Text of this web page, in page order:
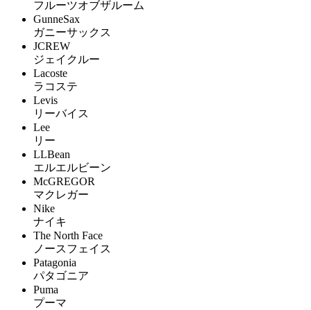
フルーツオブザルーム
GunneSax
ガニーサックス
JCREW
ジェイクルー
Lacoste
ラコステ
Levis
リーバイス
Lee
リー
LLBean
エルエルビーン
McGREGOR
マクレガー
Nike
ナイキ
The North Face
ノースフェイス
Patagonia
パタゴニア
Puma
プーマ